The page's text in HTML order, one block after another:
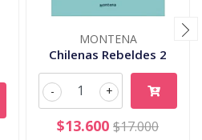
MONTENA
Chilenas Rebeldes 2
+
-
$13.600 $17.000